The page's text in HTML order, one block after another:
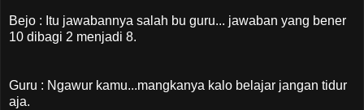
Bejo : Itu jawabannya salah bu guru... jawaban yang bener
10 dibagi 2 menjadi 8.
Guru : Ngawur kamu...mangkanya kalo belajar jangan tidur
aja.